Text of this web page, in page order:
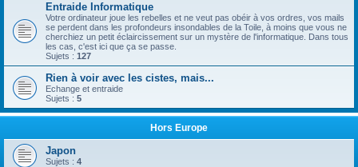
Entraide Informatique
Votre ordinateur joue les rebelles et ne veut pas obéir à vos ordres, vos mails
se perdent dans les profondeurs insondables de la Toile, à moins que vous ne
cherchiez un petit éclaircissement sur un mystère de l'informatique. Dans tous
les cas, c'est ici que ça se passe.
Sujets : 127
Rien à voir avec les cistes, mais...
Echange et entraide
Sujets : 5
Hors Europe
Japon
Sujets : 4